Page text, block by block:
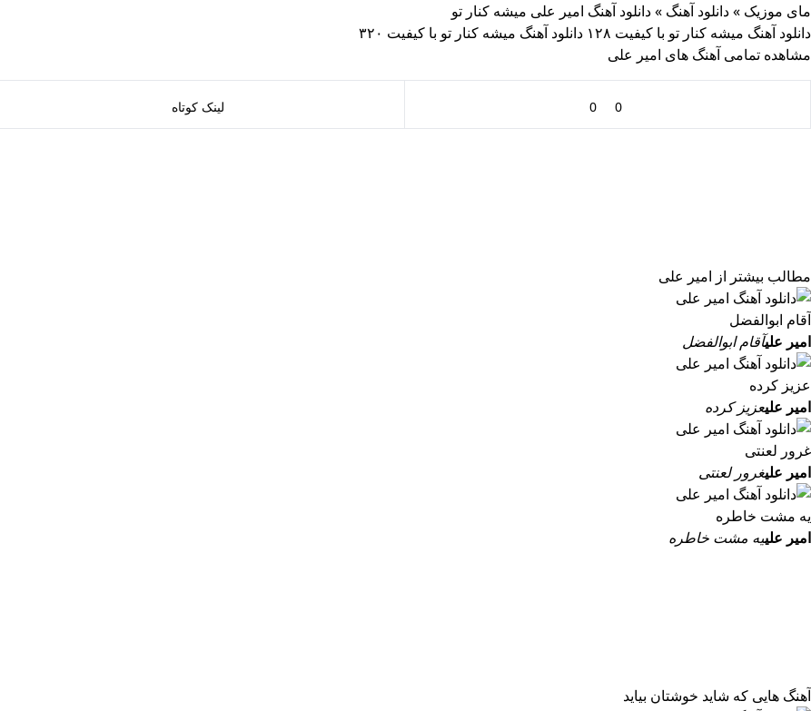
مای موزیک »دانلود آهنگ »دانلود آهنگ امیر علی میشه کنار تو
دانلود آهنگ میشه کنار تو با کیفیت ۱۲۸
دانلود آهنگ میشه کنار تو با کیفیت ۳۲۰
مشاهده تمامی آهنگ های امیر علی
0
0 لینک کوتاه
مطالب بیشتر از امیر علی
امیر علیآقام ابوالفضل
امیر علیعزیز کرده
امیر علیغرور لعنتی
امیر علییه مشت خاطره
آهنگ هایی که شاید خوشتان بیاید